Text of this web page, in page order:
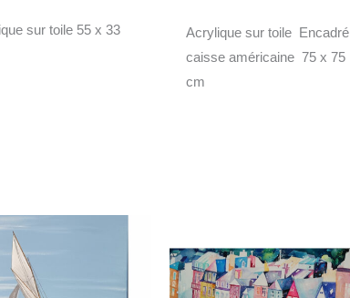
sur toile 55 x 33
Acrylique sur toile Encadré
caisse américaine 75 x 75
cm